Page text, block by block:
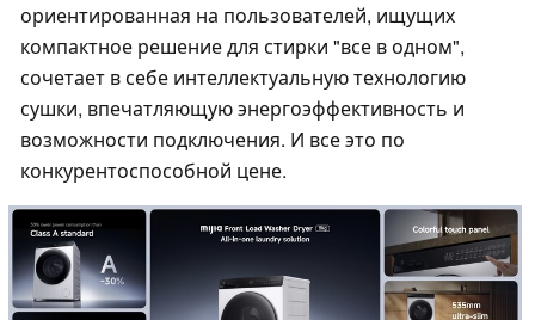
ориентированная на пользователей, ищущих
компактное решение для стирки "все в одном",
сочетает в себе интеллектуальную технологию
сушки, впечатляющую энергоэффективность и
возможности подключения. И все это по
конкурентоспособной цене.